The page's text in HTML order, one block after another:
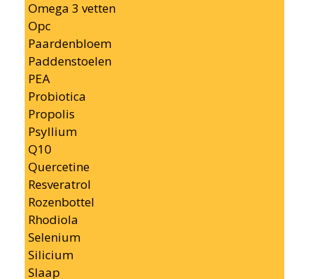
Omega 3 vetten
Opc
Paardenbloem
Paddenstoelen
PEA
Probiotica
Propolis
Psyllium
Q10
Quercetine
Resveratrol
Rozenbottel
Rhodiola
Selenium
Silicium
Slaap